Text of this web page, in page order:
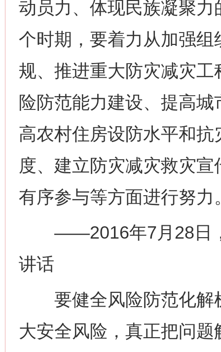
动员力、体现民族凝聚
个时期，要着力从加强
规、推进重大防灾减灾
险防范能力建设、提高
高农村住房设防水平和
度、建立防灾减灾救灾
有序参与等方面进行努力
——2016年7月28日，
讲话
要健全风险防范化解
大安全风险，真正把问